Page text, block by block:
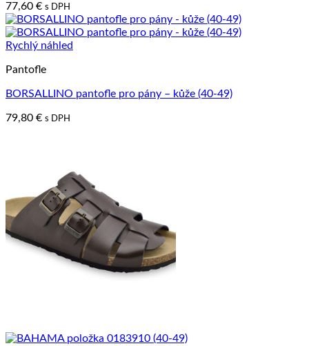
77,60 € s DPH
Rychlý náhled
Pantofle
BORSALLINO pantofle pro pány – kůže (40-49)
79,80 € s DPH